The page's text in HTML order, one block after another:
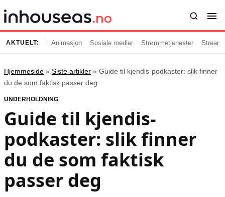
Innhold
Siste artikler
Film og serier
Musikk og artister
Popkultur
TV og streaming
Underholdning
Strømmetjenester
Streaming
TV-serier
Internettkultur
AKTUELT: Animasjon Sosiale medier Strømmetjenester
Hjemmeside » Siste artikler » Guide til kjendis-podkaster: slik finner
du de som faktisk passer deg
UNDERHOLDNING
Guide til kjendis-
podkaster: slik finner
du de som faktisk
passer deg